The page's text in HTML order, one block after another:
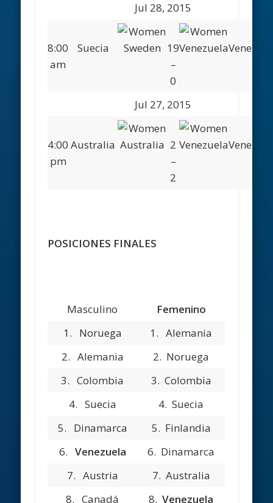
Jul 28, 2015
8:00
am
Suecia
19
–
0
Jul 27, 2015
4:00
pm
Australia
2
–
2
POSICIONES FINALES
Masculino
Femenino
1.
Noruega 1. Alemania
2. Alemania 2. Noruega
3. Colombia 3. Colombia
4. Suecia 4. Suecia
5.
Dinamarca 5. Finlandia
6. Venezuela 6. Dinamarca
7. Austria 7. Australia
8. Canadá 8. Venezuela